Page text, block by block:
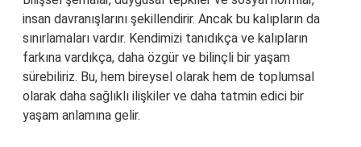
insan davranışlarını şekillendirir. Ancak bu kalıpların da
sınırlamaları vardır. Kendimizi tanıdıkça ve kalıpların
farkına vardıkça, daha özgür ve bilinçli bir yaşam
sürebiliriz. Bu, hem bireysel olarak hem de toplumsal
olarak daha sağlıklı ilişkiler ve daha tatmin edici bir
yaşam anlamına gelir.